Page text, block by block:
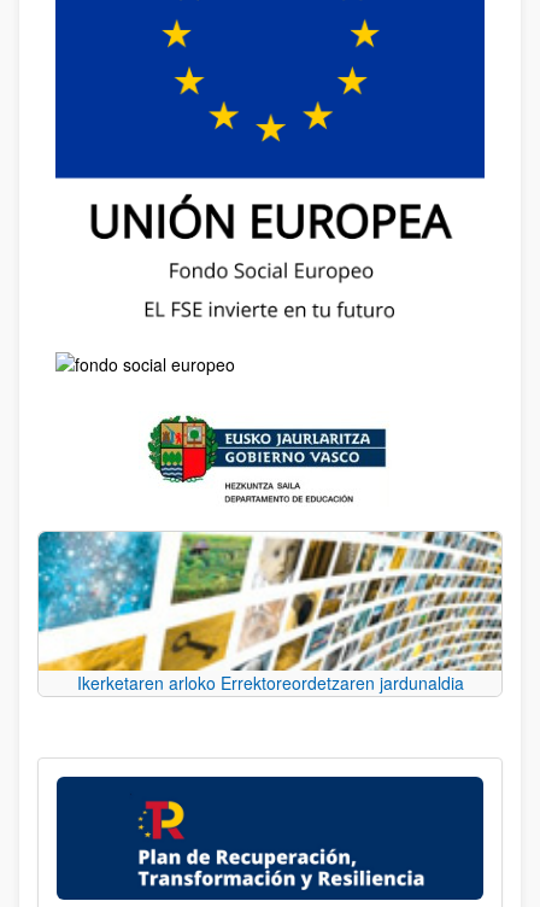
Ikerketaren arloko Errektoreordetzaren jardunaldia